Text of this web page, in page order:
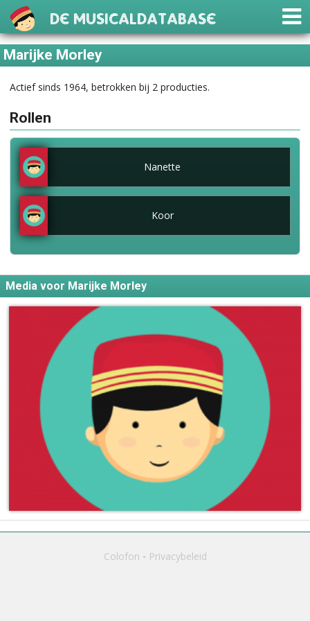
De Musicaldatabase
Marijke Morley
Actief sinds 1964, betrokken bij 2 producties.
Rollen
Nanette
Koor
Media voor Marijke Morley
Colofon Privacybeleid